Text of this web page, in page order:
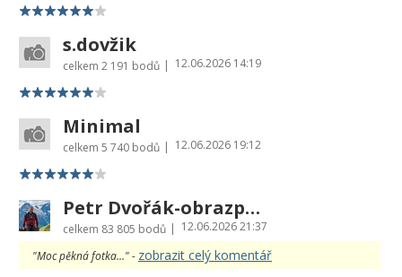
s.dovžik
celkem 2 191 bodů | 12.06.2026 14:19
Minimal
celkem 5 740 bodů | 12.06.2026 19:12
Petr Dvořák-obrazprovas.cz
celkem 83 805 bodů | 12.06.2026 21:37
"Moc pěkná fotka..." - zobrazit celý komentář